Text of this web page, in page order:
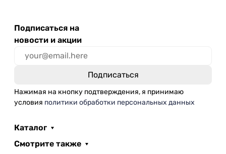
Подписаться на
новости и акции
Нажимая на кнопку подтверждения, я принимаю
условия политики обработки персональных данных
Каталог
Смотрите также